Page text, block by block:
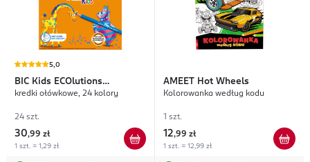
5,0
BIC Kids ECOlutions
Evolution
kredki ołówkowe, 24 kolory
24 szt.
30,99 zł
1 szt. = 1,29 zł
AMEET Hot Wheels
Kolorowanka według kodu
1 szt.
12,99 zł
1 szt. = 12,99 zł